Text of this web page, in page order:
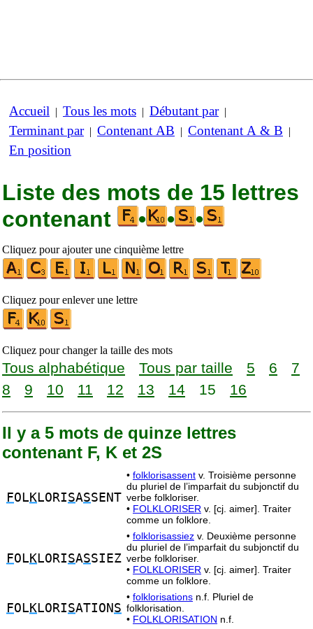
Accueil | Tous les mots | Débutant par|
Terminant par| Contenant AB | Contenant A & B |
En position
Liste des mots de 15 lettres
contenant
• • •
Cliquez pour ajouter une cinquième lettre
Cliquez pour enlever une lettre
Cliquez pour changer la taille des mots
Tous alphabétique Tous par taille 5 6
7
8
9 10 11 12 13 14 15 16
Il y a 5 mots de quinze lettres
contenant F, K et 2S
FOL KLORISASSENT
• folklorisassent v. Troisième personne
du pluriel de l’imparfait du subjonctif du
verbe folkloriser.
• FOLKLORISER v. [cj. aimer]. Traiter
comme un folklore.
FOL KLORISASSIEZ
• folklorisassiez v. Deuxième personne
du pluriel de l’imparfait du subjonctif du
verbe folkloriser.
• FOLKLORISER v. [cj. aimer]. Traiter
comme un folklore.
FOL KLORISATION S
• folklorisations n.f. Pluriel de
folklorisation.
• FOLKLORISATION n.f.